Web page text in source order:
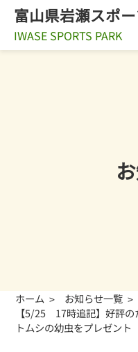
富山県岩瀬スポ
IWASE SPORTS PARK
ホーム お知らせ一覧
【5/25 17時追記】好評
トムシの幼虫をプレゼント